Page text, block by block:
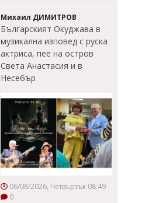
Михаил ДИМИТРОВ
Българският Окуджава в
музикална изповед с руска
актриса, пее на остров
Света Анастасия и в
Несебър
06/08/2026, Четвъртък 08:49
0